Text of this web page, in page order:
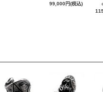
99,000円(税込)